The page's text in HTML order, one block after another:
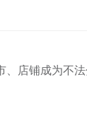
店铺成为不